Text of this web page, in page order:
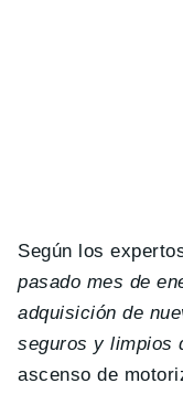
Según los
pasado mes de
adquisición de
seguros y limpios
ascenso de